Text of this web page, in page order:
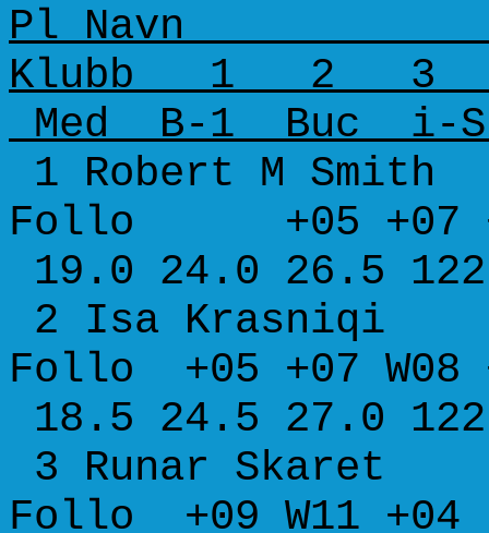
Pl
Klubb 1 2 3
Med B-1 Buc i-
1 Robert
Follo +05 +07
19.0 24.0 26.5
2 Isa
Follo +05 +07
18.5 24.5 27.0
3 Runar
Follo +09 W11